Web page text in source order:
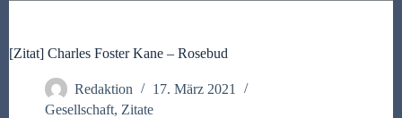
[Zitat] Charles Foster Kane – Rosebud
Redaktion
17. März 2021
Gesellschaft, Zitate